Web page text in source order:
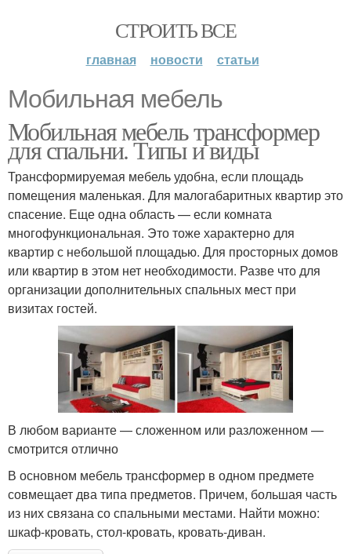
СТРОИТЬ ВСЕ
главная новости статьи
Мобильная мебель
Мобильная мебель трансформер
для спальни. Типы и виды
Трансформируемая мебель удобна, если площадь
помещения маленькая. Для малогабаритных квартир это
спасение. Еще одна область — если комната
многофункциональная. Это тоже характерно для
квартир с небольшой площадью. Для просторных домов
или квартир в этом нет необходимости. Разве что для
организации дополнительных спальных мест при
визитах гостей.
В любом варианте — сложенном или разложенном —
смотрится отлично
В основном мебель трансформер в одном предмете
совмещает два типа предметов. Причем, большая часть
из них связана со спальными местами. Найти можно:
шкаф-кровать, стол-кровать, кровать-диван.